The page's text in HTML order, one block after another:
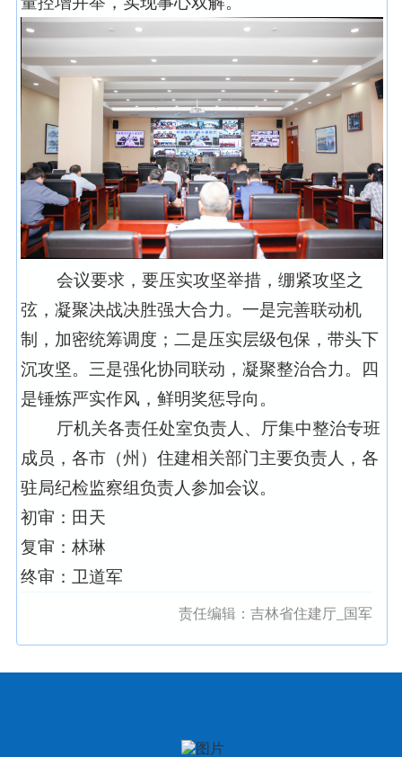
会议要求，要压实攻坚举措，绷紧攻坚之
弦，凝聚决战决胜强大合力。一是完善联动机
制，加密统筹调度；二是压实层级包保，带头下
沉攻坚。三是强化协同联动，凝聚整治合力。四
是锤炼严实作风，鲜明奖惩导向。
厅机关各责任处室负责人、厅集中整治专班
成员，各市（州）住建相关部门主要负责人，各
驻局纪检监察组负责人参加会议。
初审：田天
复审：林琳
终审：卫道军
责任编辑：吉林省住建厅_国军